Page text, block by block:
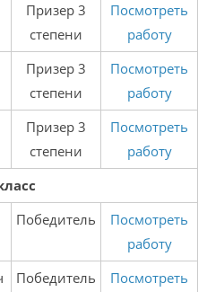
Призер 3
степени
Посмотреть
работу
Призер 3
степени
Посмотреть
работу
Призер 3
степени
Посмотреть
работу
Победитель
Посмотреть
работу
Победитель
Посмотреть